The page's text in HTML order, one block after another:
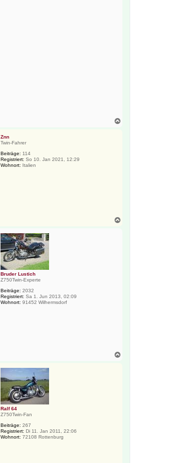
Znn
Twin-Fahrer
Beiträge: 114
Registriert: So 10. Jan 2021, 12:29
Wohnort: Italien
Bruder Lustich
Z750Twin-Experte
Beiträge: 2032
Registriert: Sa 1. Jun 2013, 02:09
Wohnort: 91452 Wilhermsdorf
Ralf 64
Z750Twin-Fan
Beiträge: 267
Registriert: Di 11. Jan 2011, 22:06
Wohnort: 72108 Rottenburg